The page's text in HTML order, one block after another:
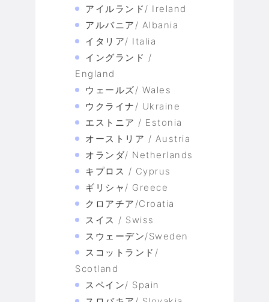
アイルランド/ Ireland
アルバニア/ Albania
イタリア/ Italia
イングランド /
England
ウェールズ/ Wales
ウクライナ/ Ukraine
エストニア / Estonia
オーストリア / Austria
オランダ/ Netherlands
キプロス / Cyprus
ギリシャ/ Greece
クロアチア/Croatia
スイス / Swiss
スウェーデン/Sweden
スコットランド/
Scotland
スペイン/ Spain